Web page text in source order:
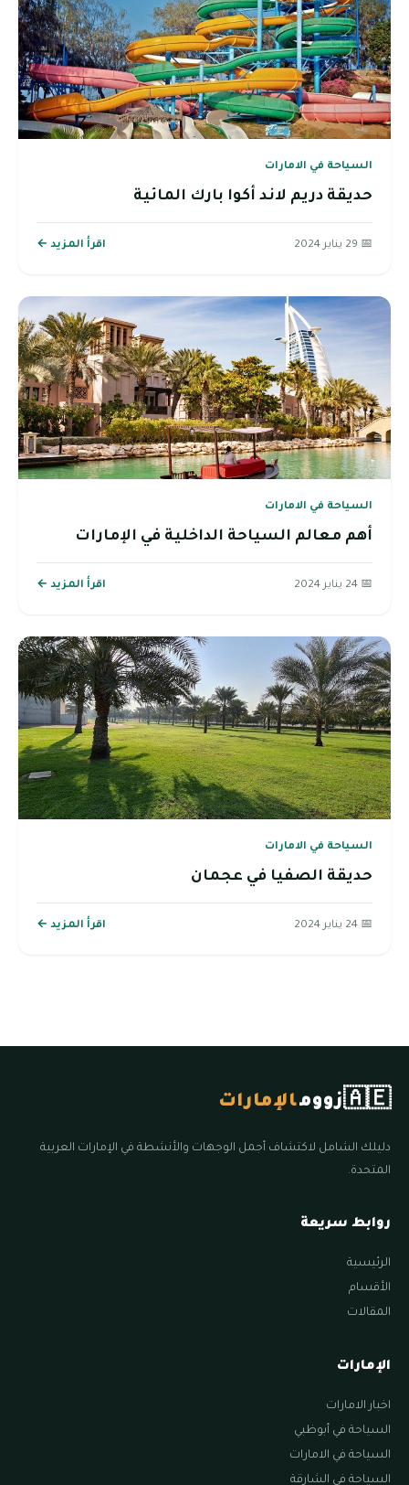
السياحة في الامارات
حديقة دريم لاند أكوا بارك المائية
📅 29 يناير 2024 اقرأ المزيد ←
السياحة في الامارات
أهم معالم السياحة الداخلية في الإمارات
📅 24 يناير 2024 اقرأ المزيد ←
السياحة في الامارات
حديقة الصفيا في عجمان
📅 24 يناير 2024 اقرأ المزيد ←
🇦🇪زوومالإمارات
دليلك الشامل لاكتشاف أجمل الوجهات والأنشطة في الإمارات العربية
المتحدة.
روابط سريعة
الرئيسية
الأقسام
المقالات
الإمارات
اخبار الامارات
السياحة في أبوظبي
السياحة في الامارات
السياحة في الشارقة